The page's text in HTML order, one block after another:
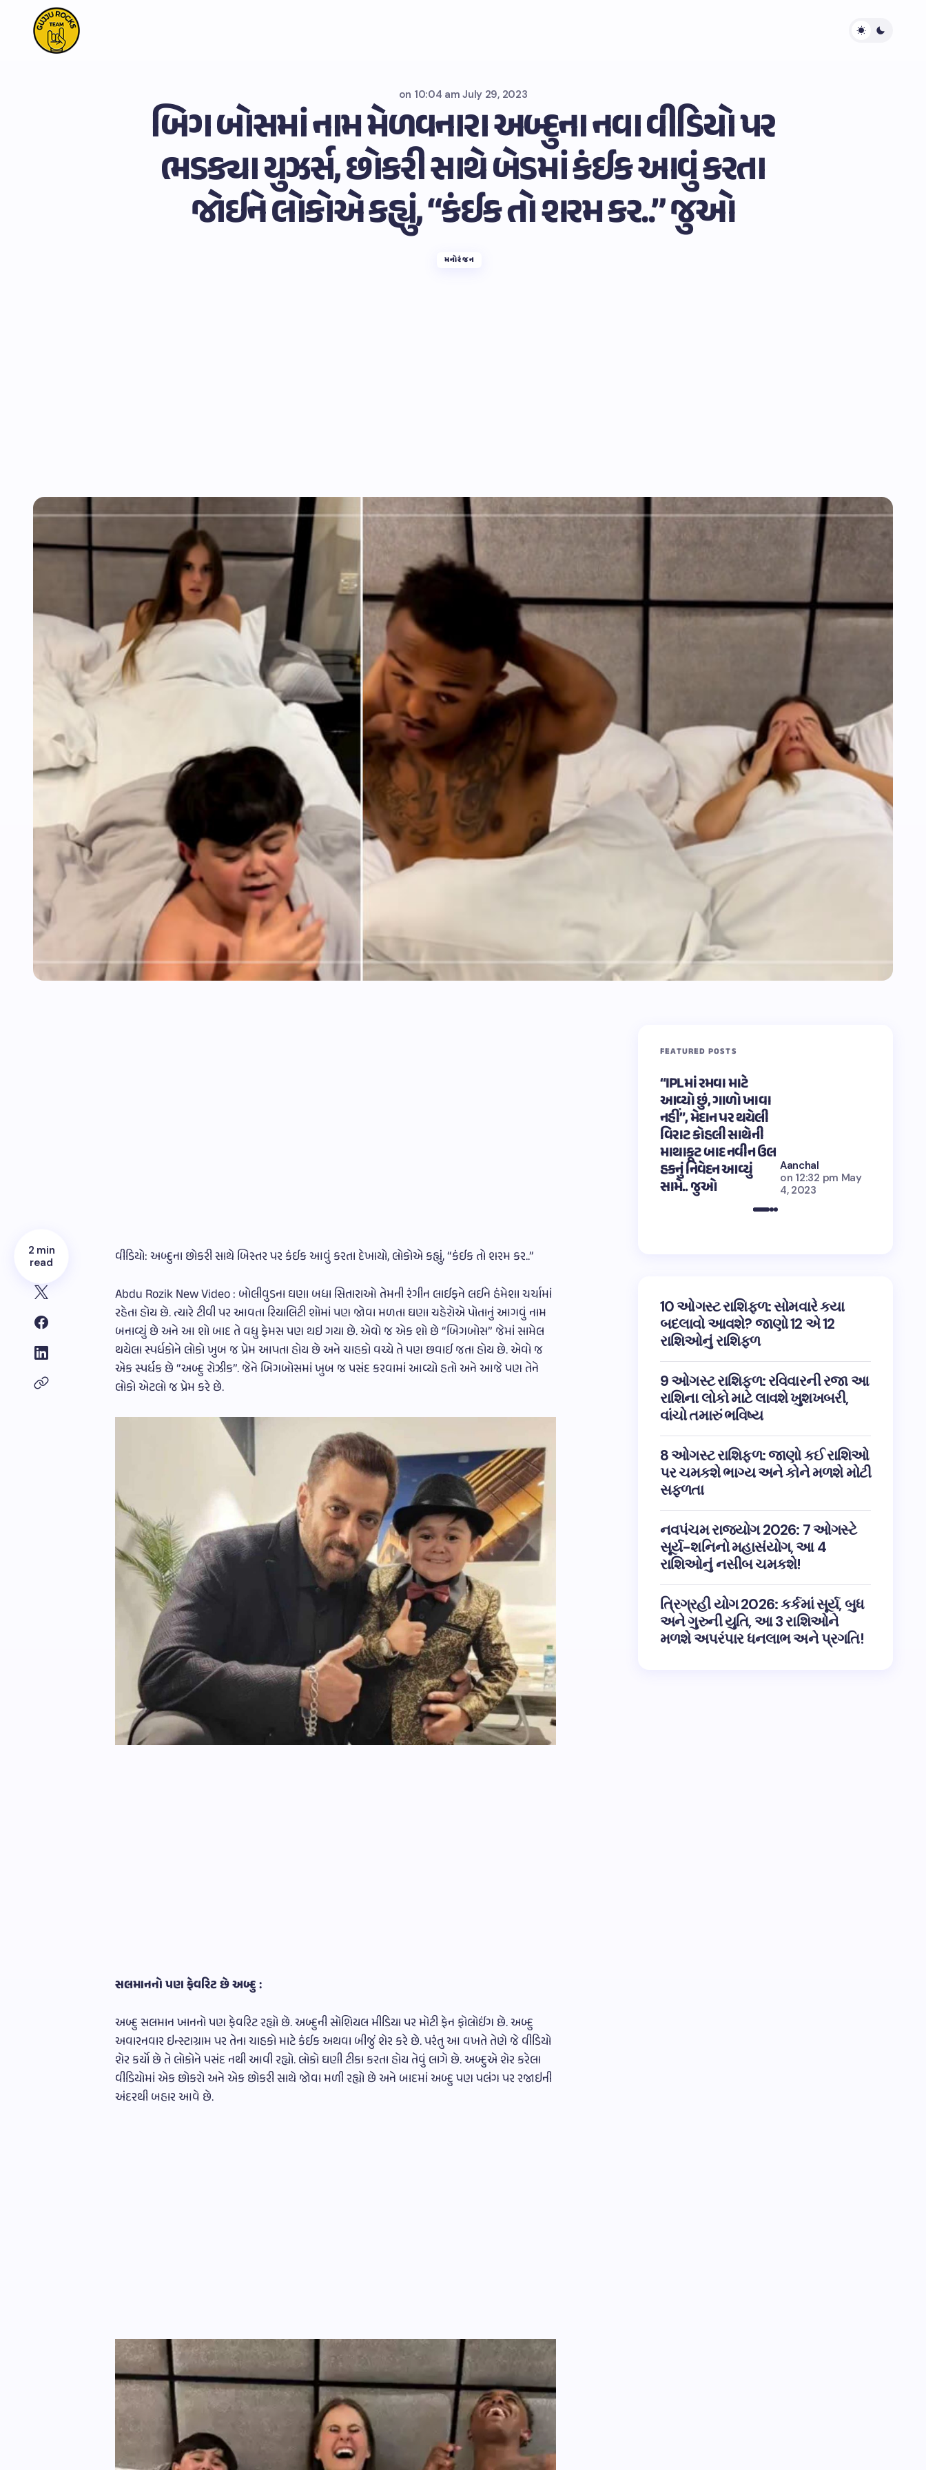
on 10:04 am July 29, 2023
બિગ બોસમાં નામ મેળવનારા અબ્દુના નવા વીડિયો પર
ભડક્યા યુઝર્સ, છોકરી સાથે બેડમાં કંઈક આવું કરતા
જોઈને લોકોએ કહ્યું, “કંઈક તો શરમ કર..” જુઓ
મનોરંજન
2 min
read
વીડિયો: અબ્દુના છોકરી સાથે બિસ્તર પર કંઈક આવું કરતા દેખાયો, લોકોએ કહ્યું, “કંઈક તો શરમ કર..”
Abdu Rozik New Video : બોલીવુડના ઘણા બધા સિતારાઓ તેમની રંગીન લાઈફને લઈને હંમેશા ચર્ચામાં
રહેતા હોય છે. ત્યારે ટીવી પર આવતા રિયાલિટી શોમાં પણ જોવા મળતા ઘણા ચહેરોએ પોતાનું આગવું નામ
બનાવ્યું છે અને આ શો બાદ તે વધુ ફેમસ પણ થઇ ગયા છે. એવો જ એક શો છે “બિગબોસ” જેમાં સામેલ
થયેલા સ્પર્ધકોને લોકો ખુબ જ પ્રેમ આપતા હોય છે અને ચાહકો વચ્ચે તે પણ છવાઈ જતા હોય છે. એવો જ
એક સ્પર્ધક છે “અબ્દુ રોઝીક”. જેને બિગબોસમાં ખુબ જ પસંદ કરવામાં આવ્યો હતો અને આજે પણ તેને
લોકો એટલો જ પ્રેમ કરે છે.
સલમાનનો પણ ફેવરિટ છે અબ્દુ :
અબ્દુ સલમાન ખાનનો પણ ફેવરિટ રહ્યો છે. અબ્દુની સોશિયલ મીડિયા પર મોટી ફેન ફોલોઈંગ છે. અબ્દુ
અવારનવાર ઇન્સ્ટાગ્રામ પર તેના ચાહકો માટે કંઈક અથવા બીજું શેર કરે છે. પરંતુ આ વખતે તેણે જે વીડિયો
શેર કર્યો છે તે લોકોને પસંદ નથી આવી રહ્યો. લોકો ઘણી ટીકા કરતા હોય તેવું લાગે છે. અબ્દુએ શેર કરેલા
વીડિયોમાં એક છોકરો અને એક છોકરી સાથે જોવા મળી રહ્યો છે અને બાદમાં અબ્દુ પણ પલંગ પર રજાઇની
અંદરથી બહાર આવે છે.
FEATURED POSTS
“IPLમાં રમવા માટે
આવ્યો છું, ગાળો ખાવા
નહીં”, મેદાન પર થયેલી
વિરાટ કોહલી સાથેની
માથાકૂટ બાદ નવીન ઉલ
હકનું નિવેદન આવ્યું
સામે.. જુઓ
Aanchal
on 12:32 pm May
4, 2023
10 ઓગસ્ટ રાશિફળ: સોમવારે કયા
બદલાવો આવશે? જાણો 12 એ 12
રાશિઓનું રાશિફળ
9 ઓગસ્ટ રાશિફળ: રવિવારની રજા આ
રાશિના લોકો માટે લાવશે ખુશખબરી,
વાંચો તમારું ભવિષ્ય
8 ઓગસ્ટ રાશિફળ: જાણો કઈ રાશિઓ
પર ચમકશે ભાગ્ય અને કોને મળશે મોટી
સફળતા
નવપંચમ રાજયોગ 2026: 7 ઓગસ્ટે
સૂર્ય-શનિનો મહાસંયોગ, આ 4
રાશિઓનું નસીબ ચમકશે!
ત્રિગ્રહી યોગ 2026: કર્કમાં સૂર્ય, બુધ
અને ગુરુની યુતિ, આ 3 રાશિઓને
મળશે અપરંપાર ધનલાભ અને પ્રગતિ!